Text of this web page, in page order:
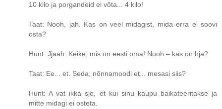
10 kilo ja porgandeid ei võta... 4 kilo!
Taat: Nooh, jah. Kas on veel midagist, mida erra ei soovi
osta?
Hunt: Jjaah. Keike, mis on eesti oma! Nuoh – kas on hja?
Taat: Ee... et. Seda, nõnnamoodi et... mesasi siis?
Hunt: A vat ikka sje, et kui sinu kaupu baikateeritakse ja
mitte midagi ei osteta.